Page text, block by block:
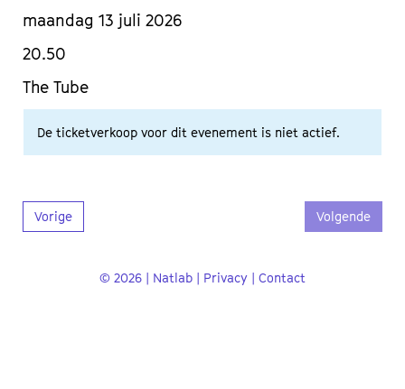
maandag 13 juli 2026
20.50
The Tube
De ticketverkoop voor dit evenement is niet actief.
Vorige Volgende
© 2026 | Natlab | Privacy | Contact